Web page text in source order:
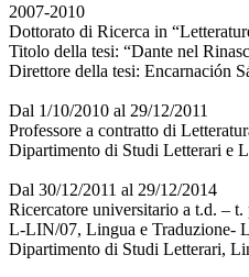
2007-2010
Dottorato di Ricerca in
Titolo della tesi: “Dante nel
Direttore della tesi: Encarnación
Dal 1/10/2010 al 29/12/2011
Professore a contratto di
Dipartimento di Studi Letterari e
Dal 30/12/2011 al 29/12/2014
Ricercatore universitario a t.d. –
L-LIN/07, Lingua e Traduzione-
Dipartimento di Studi Letterari,